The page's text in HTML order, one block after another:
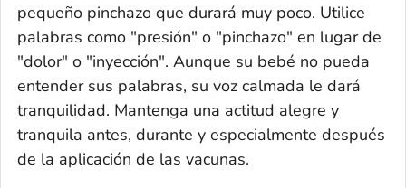
pequeño pinchazo que durará muy poco. Utilice
palabras como "presión" o "pinchazo" en lugar de
"dolor" o "inyección". Aunque su bebé no pueda
entender sus palabras, su voz calmada le dará
tranquilidad. Mantenga una actitud alegre y
tranquila antes, durante y especialmente después
de la aplicación de las vacunas.